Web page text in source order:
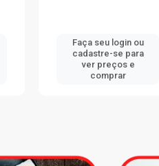
Faça seu login ou
cadastre-se para
ver preços e
comprar